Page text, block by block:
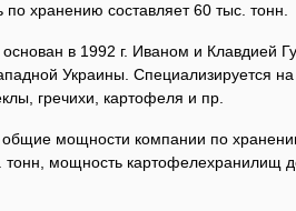
хранению составляет 60 тыс. тонн.
в 1992 г. Иваном и Клавдией
Украины. Специализируется
гречихи, картофеля и пр.
мощности компании по
тонн, мощность картофелехранилищ